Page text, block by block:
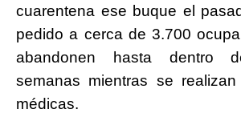
cuarentena ese buque el
pedido a cerca de 3.700
abandonen hasta dentro
semanas mientras se
médicas.